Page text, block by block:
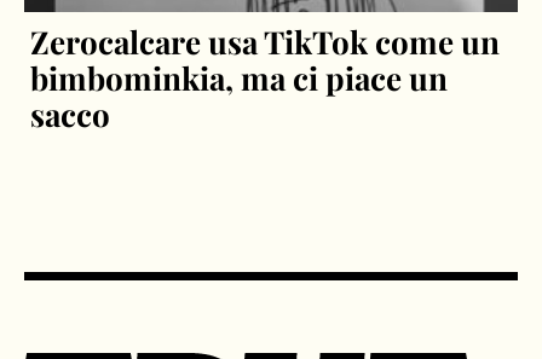
Zerocalcare usa TikTok come un
bimbominkia, ma ci piace un
sacco